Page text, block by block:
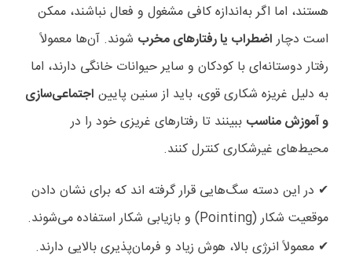
هستند، اما اگر به‌اندازه کافی مشغول و فعال نباشند، ممکن
است دچاراضطراب یا رفتارهای مخرب شوند. آن‌ها معمولاً
رفتار دوستانه‌ای با کودکان و سایر حیوانات خانگی دارند، اما
به دلیل غریزه شکاری قوی، باید از سنین پایین اجتماعی‌سازی
و آموزش مناسب ببینند تا رفتارهای غریزی خود را در
محیط‌های غیرشکاری کنترل کنند.
✔ در این دسته سگ‌هایی قرار گرفته اند که برای نشان دادن
موقعیت شکار(Pointing) و بازیابی شکار استفاده می‌شوند.
✔ معمولاً انرژی بالا، هوش زیاد و فرمان‌پذیری بالایی دارند.